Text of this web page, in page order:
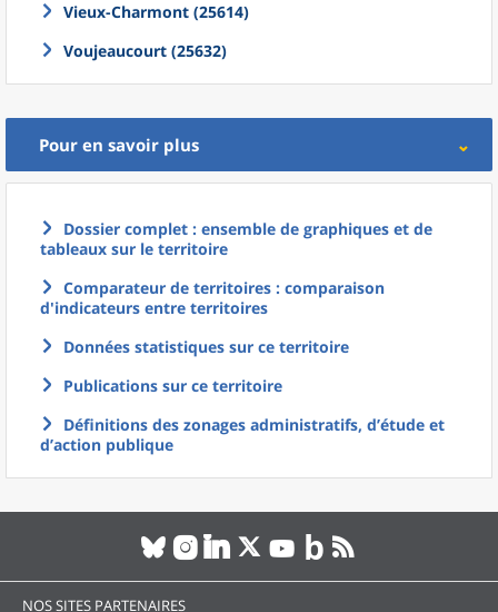
Vieux-Charmont (25614)
Voujeaucourt (25632)
Pour en savoir plus
Dossier complet : ensemble de graphiques et de
tableaux sur le territoire
Comparateur de territoires : comparaison
d'indicateurs entre territoires
Données statistiques sur ce territoire
Publications sur ce territoire
Définitions des zonages administratifs, d’étude et
d’action publique
NOS SITES PARTENAIRES